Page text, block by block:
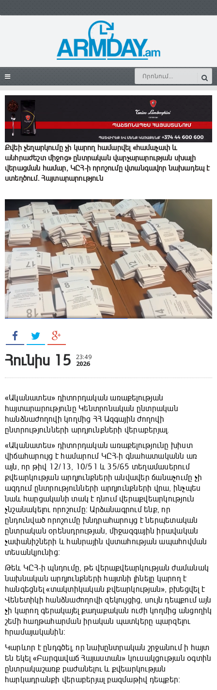
Քվեի չեղարկումը չի կարող համարվել «համաչափ և
անհրաժեշտ միջոց» ընտրական վարչարարության սխալի
վերացման համար, ԿԸՀ-ի որոշումը վտանգավոր նախադեպ է
ստեղծում. Հայտարարություն
Հունիս 15 23:49
2026
«Ականատես» դիտորդական առաքելության
հայտարարությունը Կենտրոնական ընտրական
հանձնաժողովի կողմից ՀՀ Ազգային ժողովի
ընտրությունների արդյունքների վերաբերյալ.
«Ականատես» դիտորդական առաքելությունը խիստ
վիճահարույց է համարում ԿԸՀ-ի գնահատականն առ
այն, որ թիվ 12/13, 10/51 և 35/65 տեղամասերում
քվեարկության արդյունքների անվավեր ճանաչումը չի
ազդում ընտրությունների արդյունքների վրա, ինչպես
նաև հարցականի տակ է դնում վերաքվեարկություն
չնշանակելու որոշումը: Արձանագրում ենք, որ
ընդունված որոշումը խնդրահարույց է ներպետական
ընտրական օրենսդրության, միջազգային իրավական
չափանիշների և հանրային վստահության ապահովման
տեսանկյունից։
Թեև ԿԸՀ-ի պնդումը, թե վերաքվեարկության ժամանակ
նախնական արդյունքների հայտնի լինելը կարող է
հանգեցնել «տակտիկական քվեարկության», բխեցվել է
Վենետիկի հանձնաժողովի զեկույցից, սույն դեպքում այն
չի կարող գերակայել քաղաքական ուժի կողմից անցողիկ
շեմի հաղթահարման իրական պատկերը պարզելու
հրամայականին:
Կարևոր է ընդգծել, որ նախընտրական շրջանում ի հայտ
են եկել «Բարգավաճ Հայաստան» կուսակցության օգտին
ընտրակաշառք բաժանելու և քվեարկության
հարկադրանքի վերաբերյալ բազմաթիվ դեպքեր։